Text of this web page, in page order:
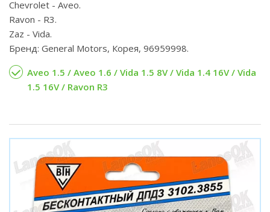
Chevrolet - Aveo.
Ravon - R3.
Zaz - Vida.
Бренд: General Motors, Корея, 96959998.
Aveo 1.5 / Aveo 1.6 / Vida 1.5 8V / Vida 1.4 16V / Vida
1.5 16V / Ravon R3